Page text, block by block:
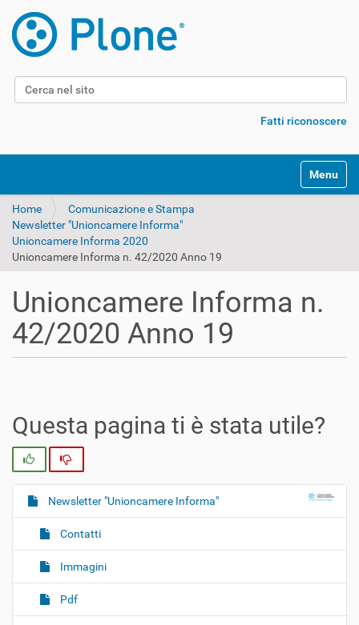
Cerca nel sito
Fatti riconoscere
Alterna
Home
Comunicazione e Stampa
Newsletter "Unioncamere Informa"
Unioncamere Informa 2020
Unioncamere Informa n. 42/2020 Anno 19
Unioncamere Informa n.
42/2020 Anno 19
Questa pagina ti è stata utile?
N
g
Newsletter "Unioncamere Informa"
Contatti
Immagini
Pdf